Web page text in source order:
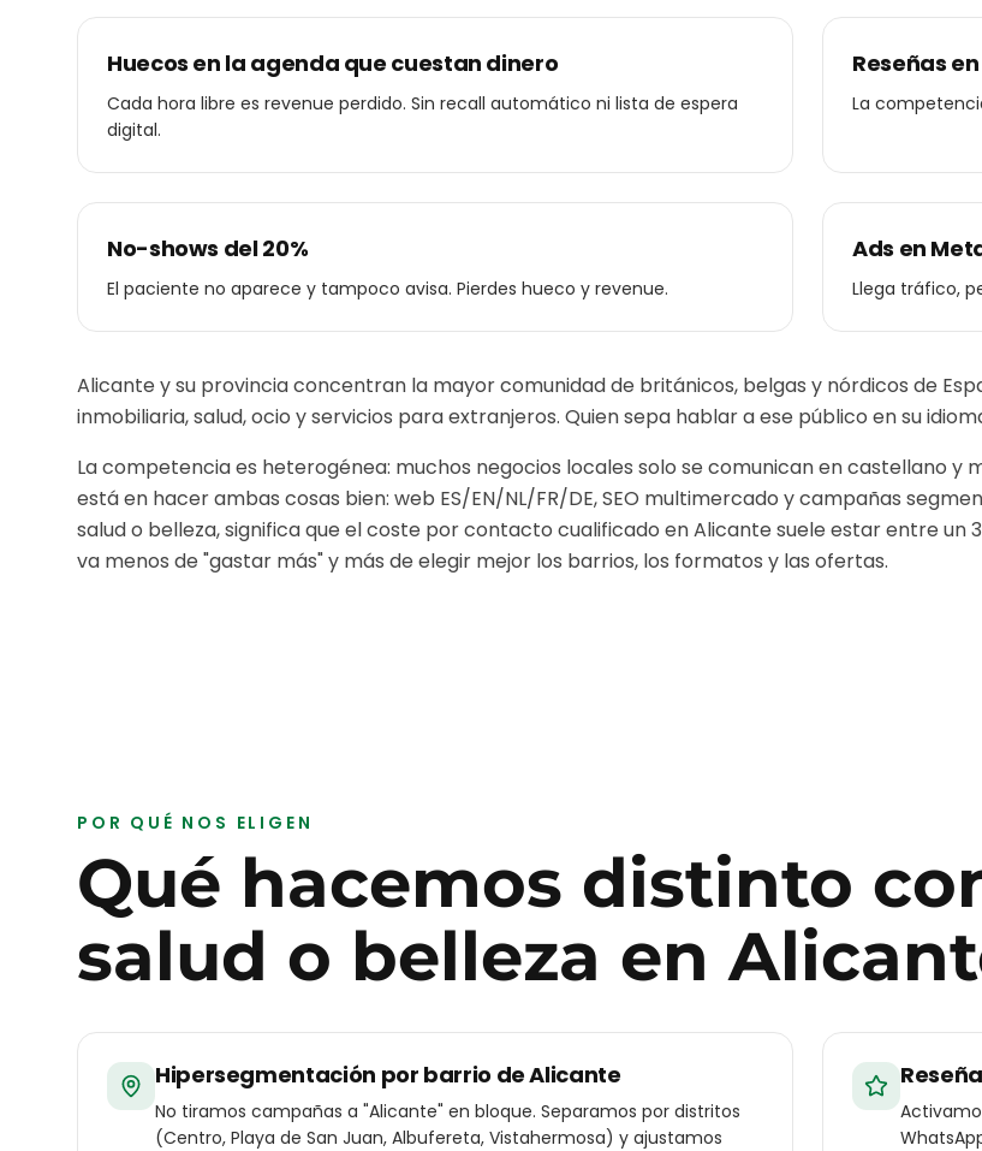
Huecos en la agenda que cuestan dinero
Cada hora libre es revenue perdido. Sin recall automático ni lista de espera
digital.
Reseñas
La
No-shows del 20%
El paciente no aparece y tampoco avisa. Pierdes hueco y revenue.
Ads en
Llega tráfico,
Alicante y su provincia concentran la mayor comunidad de británicos, belgas y nórdicos de
inmobiliaria, salud, ocio y servicios para extranjeros. Quien sepa hablar a ese público en su
La competencia es heterogénea: muchos negocios locales solo se comunican en castellano y
está en hacer ambas cosas bien: web ES/EN/NL/FR/DE, SEO multimercado y campañas
salud o belleza, significa que el coste por contacto cualificado enAlicante suele estar entre un
va menos de "gastar más" y más de elegir mejor los barrios, los formatos y las ofertas.
POR QUÉ NOS ELIGEN
Qué hacemos distinto
salud o belleza en
Hipersegmentación por barrio de Alicante
No tiramos campañas a "Alicante" en bloque. Separamos por distritos
(Centro, Playa de San Juan, Albufereta, Vistahermosa) y ajustamos